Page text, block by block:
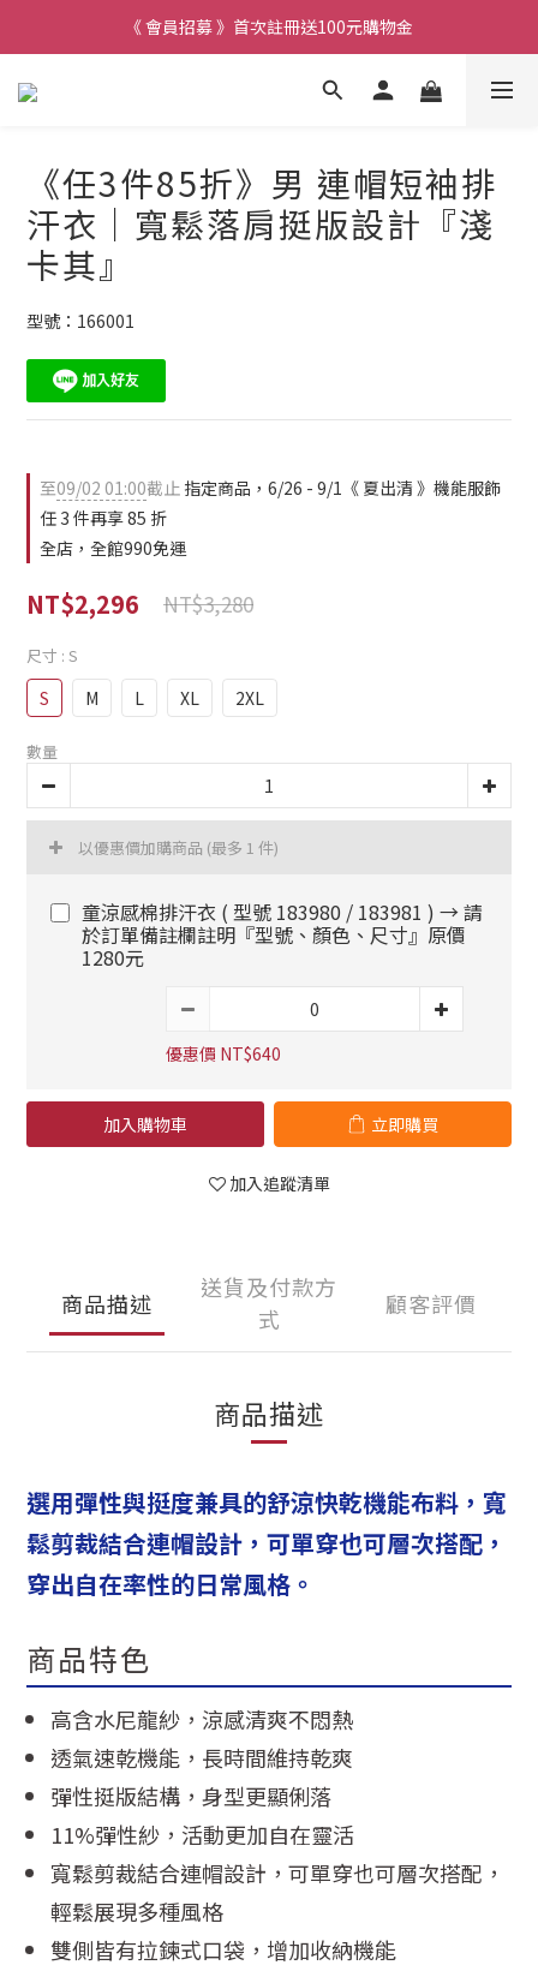
《 會員招募 》首次註冊送100元購物金
《任3件85折》男 連帽短袖排
汗衣｜寬鬆落肩挺版設計『淺
卡其』
型號：166001
至09/02 01:00截止 指定商品，6/26 - 9/1《 夏出清 》機能服飾
任 3 件再享 85 折
全店，全館990免運
NT$2,296 NT$3,280
尺寸 : S
S M L XL 2XL
數量
以優惠價加購商品 (最多 1 件)
童涼感棉排汗衣 ( 型號 183980 / 183981 ) → 請
於訂單備註欄註明『型號、顏色、尺寸』原價
1280元
優惠價 NT$640
加入購物車 立即購買
加入追蹤清單
商品描述
送貨及付款方
式
顧客評價
商品描述
選用彈性與挺度兼具的舒涼快乾機能布料，寬
鬆剪裁結合連帽設計，可單穿也可層次搭配，
穿出自在率性的日常風格。
商品特色
高含水尼龍紗，涼感清爽不悶熱
透氣速乾機能，長時間維持乾爽
彈性挺版結構，身型更顯俐落
11%彈性紗，活動更加自在靈活
寬鬆剪裁結合連帽設計，可單穿也可層次搭配，
輕鬆展現多種風格
雙側皆有拉鍊式口袋，增加收納機能